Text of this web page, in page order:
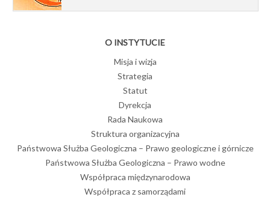
O INSTYTUCIE
Misja i wizja
Strategia
Statut
Dyrekcja
Rada Naukowa
Struktura organizacyjna
Państwowa Służba Geologiczna – Prawo geologiczne i górnicze
Państwowa Służba Geologiczna – Prawo wodne
Współpraca międzynarodowa
Współpraca z samorządami